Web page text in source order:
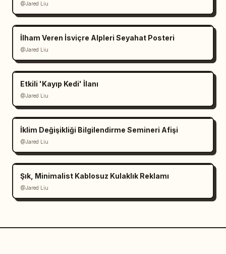
@Jared Liu
İlham Veren İsviçre Alpleri Seyahat Posteri
@Jared Liu
Etkili 'Kayıp Kedi' İlanı
@Jared Liu
İklim Değişikliği Bilgilendirme Semineri Afişi
@Jared Liu
Şık, Minimalist Kablosuz Kulaklık Reklamı
@Jared Liu